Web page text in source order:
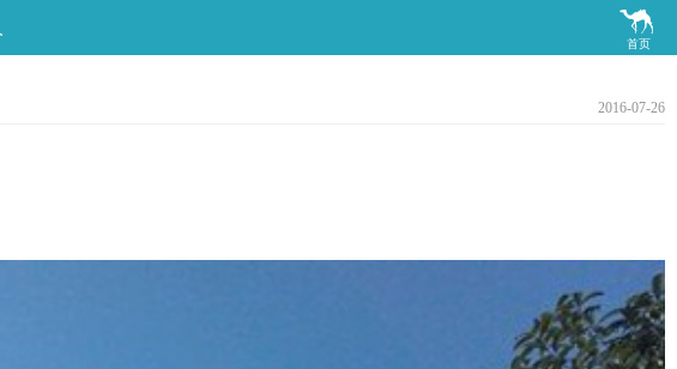

首页
2016-07-26